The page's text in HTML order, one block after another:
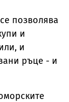
позволява
и
и
ръце - и